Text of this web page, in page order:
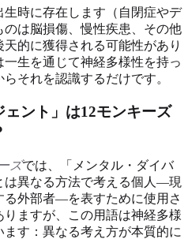
時に存在します（自閉症やデ
は脳損傷、慢性疾患、その他
的に獲得される可能性があり
生を通じて神経多様性を持っ
それを認識するだけです。
ェント」は12モンキーズ
ズでは、「メンタル・ダイバ
は異なる方法で考える個人—現
る外部者—を表すために使用さ
ますが、この用語は神経多様
す：異なる考え方が本質的に